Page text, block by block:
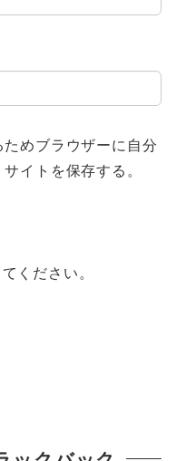
めブラウザーに自分
イトを保存する。
ください。